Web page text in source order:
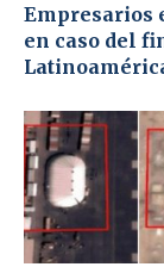
Empresarios
en caso del